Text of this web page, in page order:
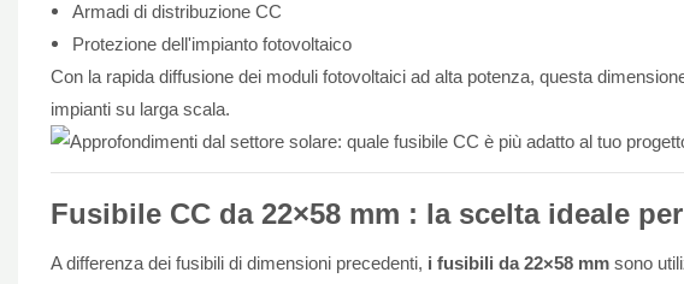
Armadi di distribuzione CC
Protezione dell'impianto fotovoltaico
Con la rapida diffusione dei moduli fotovoltaici ad alta potenza, questa
impianti su larga scala.
Fusibile CC da 22×58 mm : la scelta ideale
A differenza dei fusibili di dimensioni precedenti, i fusibili da 22×58 mmsono